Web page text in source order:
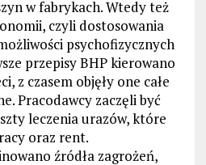
w fabrykach. Wtedy też
czyli dostosowania
psychofizycznych
przepisy BHP kierowano
z czasem objęły one całe
Pracodawcy zaczęli być
leczenia urazów, które
oraz rent.
źródła zagrożeń,